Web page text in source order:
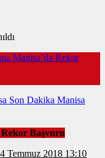
Manisa’da Rekor
Son Dakika Manisa
Rekor Başvuru
Temmuz 2018 13:10